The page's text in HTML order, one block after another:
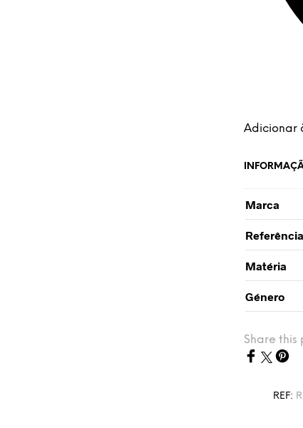
Adicionar
Marca
Referência
Matéria
Género
Share this
REF: